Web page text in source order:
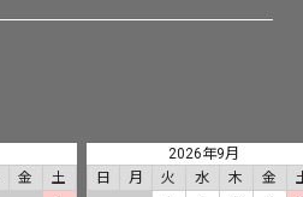
金
土
2026年9月
日
月 火 水 木 金